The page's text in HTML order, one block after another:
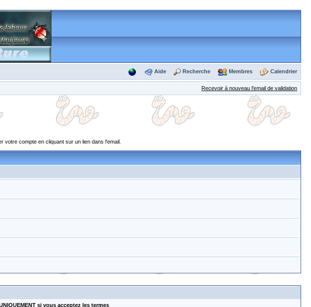
Aide Recherche Membres Calendrier
Recevoir à nouveau l'email de validation
compte en cliquant sur un lien dans l'email.
si vous acceptez les termes